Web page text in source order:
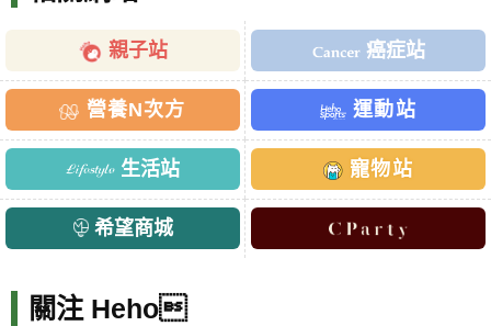
親子站 癌症站
營養N次方 運動站
生活站 寵物站
希望商城
關注 Heho